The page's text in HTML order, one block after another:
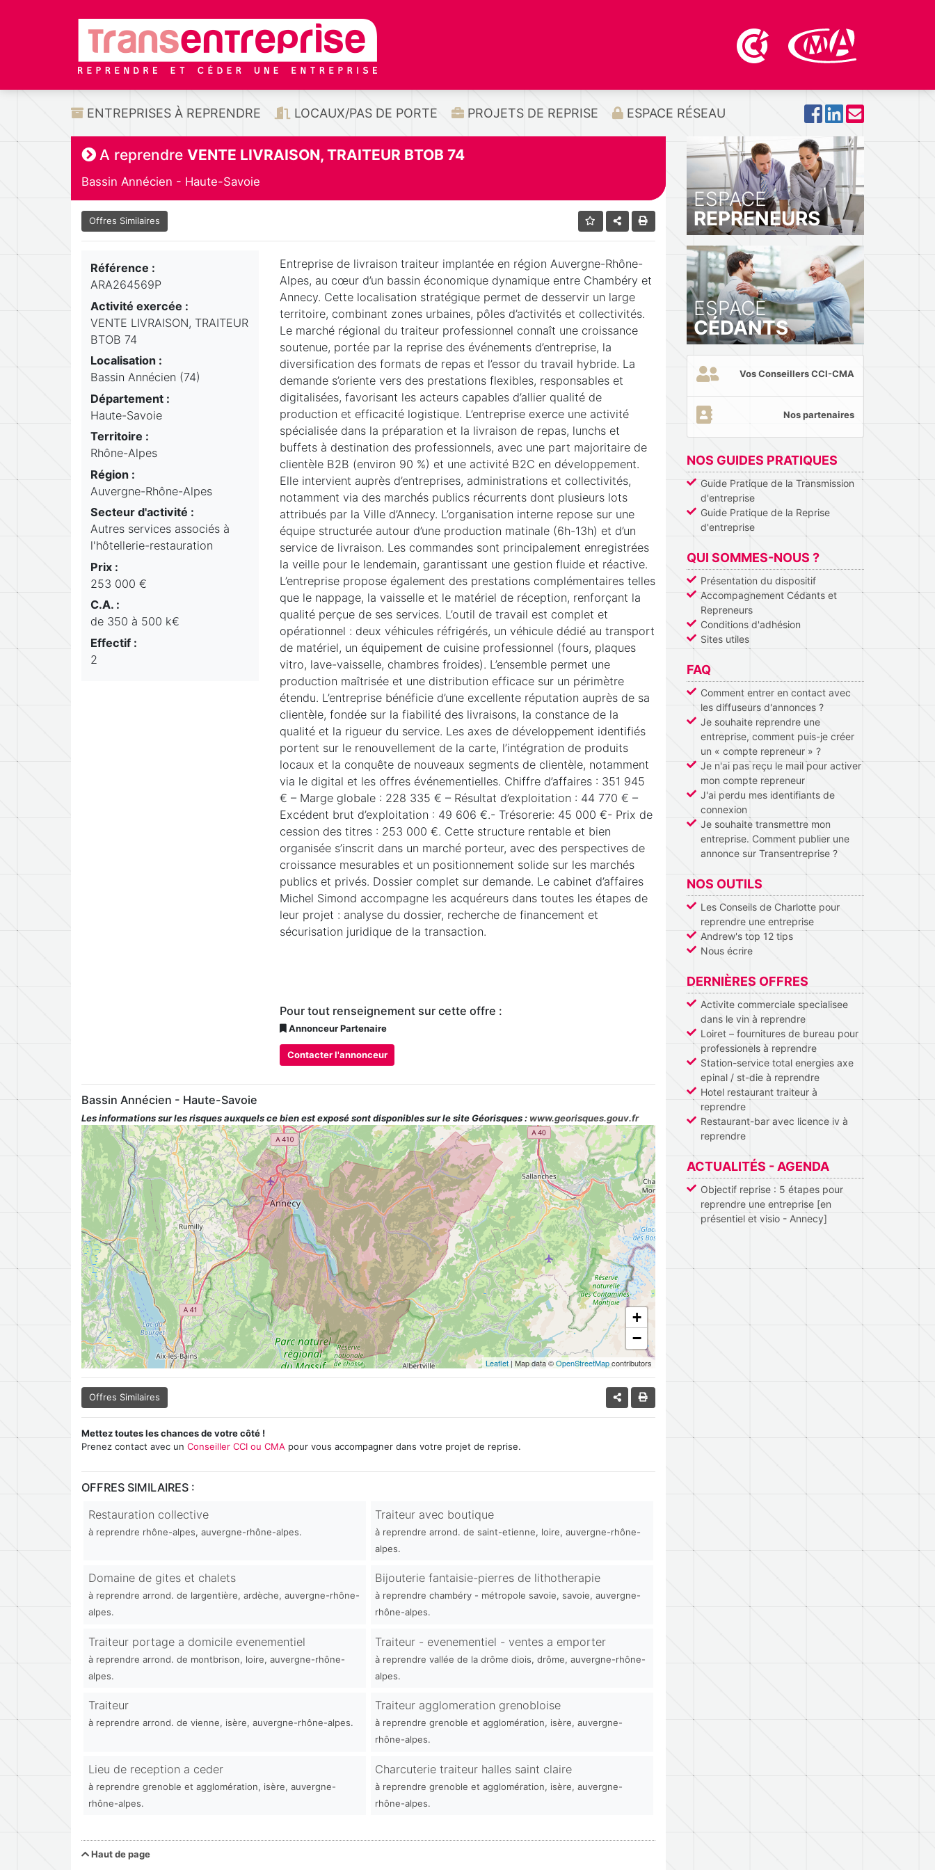
ENTREPRISES À REPRENDRE LOCAUX/PAS DE PORTE PROJETS DE REPRISE ESPACE RÉSEAU
A reprendre VENTE LIVRAISON, TRAITEUR BTOB 74
Bassin Annécien - Haute-Savoie
Offres Similaires
Référence :
ARA264569P
Activité exercée :
VENTE LIVRAISON, TRAITEUR
BTOB 74
Localisation :
Bassin Annécien (74)
Département :
Haute-Savoie
Territoire :
Rhône-Alpes
Région :
Auvergne-Rhône-Alpes
Secteur d'activité :
Autres services associés à
l'hôtellerie-restauration
Prix :
253 000 €
C.A. :
de 350 à 500 k€
Effectif :
2
Entreprise de livraison traiteur implantée en région Auvergne-Rhône-
Alpes, au cœur d’un bassin économique dynamique entre Chambéry et
Annecy. Cette localisation stratégique permet de desservir un large
territoire, combinant zones urbaines, pôles d’activités et collectivités.
Le marché régional du traiteur professionnel connaît une croissance
soutenue, portée par la reprise des événements d’entreprise, la
diversification des formats de repas et l’essor du travail hybride. La
demande s’oriente vers des prestations flexibles, responsables et
digitalisées, favorisant les acteurs capables d’allier qualité de
production et efficacité logistique. L’entreprise exerce une activité
spécialisée dans la préparation et la livraison de repas, lunchs et
buffets à destination des professionnels, avec une part majoritaire de
clientèle B2B (environ 90 %) et une activité B2C en développement.
Elle intervient auprès d’entreprises, administrations et collectivités,
notamment via des marchés publics récurrents dont plusieurs lots
attribués par la Ville d’Annecy. L’organisation interne repose sur une
équipe structurée autour d’une production matinale (6h-13h) et d’un
service de livraison. Les commandes sont principalement enregistrées
la veille pour le lendemain, garantissant une gestion fluide et réactive.
L’entreprise propose également des prestations complémentaires telles
que le nappage, la vaisselle et le matériel de réception, renforçant la
qualité perçue de ses services. L’outil de travail est complet et
opérationnel : deux véhicules réfrigérés, un véhicule dédié au transport
de matériel, un équipement de cuisine professionnel (fours, plaques
vitro, lave-vaisselle, chambres froides). L’ensemble permet une
production maîtrisée et une distribution efficace sur un périmètre
étendu. L’entreprise bénéficie d’une excellente réputation auprès de sa
clientèle, fondée sur la fiabilité des livraisons, la constance de la
qualité et la rigueur du service. Les axes de développement identifiés
portent sur le renouvellement de la carte, l’intégration de produits
locaux et la conquête de nouveaux segments de clientèle, notamment
via le digital et les offres événementielles. Chiffre d’affaires : 351 945
€ – Marge globale : 228 335 € – Résultat d’exploitation : 44 770 € –
Excédent brut d’exploitation : 49 606 €.- Trésorerie: 45 000 €- Prix de
cession des titres : 253 000 €. Cette structure rentable et bien
organisée s’inscrit dans un marché porteur, avec des perspectives de
croissance mesurables et un positionnement solide sur les marchés
publics et privés. Dossier complet sur demande. Le cabinet d’affaires
Michel Simond accompagne les acquéreurs dans toutes les étapes de
leur projet : analyse du dossier, recherche de financement et
sécurisation juridique de la transaction.
Pour tout renseignement sur cette offre :
Annonceur Partenaire
Contacter l'annonceur
Bassin Annécien - Haute-Savoie
Les informations sur les risques auxquels ce bien est exposé sont disponibles sur le site Géorisques : www.georisques.gouv.fr
+
−
Leaflet | Map data ©OpenStreetMapcontributors
Offres Similaires
Mettez toutes les chances de votre côté !
Prenez contact avec un Conseiller CCI ou CMA pour vous accompagner dans votre projet de reprise.
OFFRES SIMILAIRES :
Restauration collective
à reprendre rhône-alpes, auvergne-rhône-alpes.
Traiteur avec boutique
à reprendre arrond. de saint-etienne, loire, auvergne-rhône-
alpes.
Domaine de gites et chalets
à reprendre arrond. de largentière, ardèche, auvergne-rhône-
alpes.
Bijouterie fantaisie-pierres de lithotherapie
à reprendre chambéry - métropole savoie, savoie, auvergne-
rhône-alpes.
Traiteur portage a domicile evenementiel
à reprendre arrond. de montbrison, loire, auvergne-rhône-
alpes.
Traiteur - evenementiel - ventes a emporter
à reprendre vallée de la drôme diois, drôme, auvergne-rhône-
alpes.
Traiteur
à reprendre arrond. de vienne, isère, auvergne-rhône-alpes.
Traiteur agglomeration grenobloise
à reprendre grenoble et agglomération, isère, auvergne-
rhône-alpes.
Lieu de reception a ceder
à reprendre grenoble et agglomération, isère, auvergne-
rhône-alpes.
Charcuterie traiteur halles saint claire
à reprendre grenoble et agglomération, isère, auvergne-
rhône-alpes.
Haut de page
ESPACE
REPRENEURS
ESPACE
CÉDANTS
Vos Conseillers CCI-CMA
Nos partenaires
NOS GUIDES PRATIQUES
Guide Pratique de la Transmission
d'entreprise
Guide Pratique de la Reprise
d'entreprise
QUI SOMMES-NOUS ?
Présentation du dispositif
Accompagnement Cédants et
Repreneurs
Conditions d'adhésion
Sites utiles
FAQ
Comment entrer en contact avec
les diffuseurs d'annonces ?
Je souhaite reprendre une
entreprise, comment puis-je créer
un « compte repreneur » ?
Je n'ai pas reçu le mail pour activer
mon compte repreneur
J'ai perdu mes identifiants de
connexion
Je souhaite transmettre mon
entreprise. Comment publier une
annonce sur Transentreprise ?
NOS OUTILS
Les Conseils de Charlotte pour
reprendre une entreprise
Andrew's top 12 tips
Nous écrire
DERNIÈRES OFFRES
Activite commerciale specialisee
dans le vin à reprendre
Loiret – fournitures de bureau pour
professionels à reprendre
Station-service total energies axe
epinal / st-die à reprendre
Hotel restaurant traiteur à
reprendre
Restaurant-bar avec licence iv à
reprendre
ACTUALITÉS - AGENDA
Objectif reprise : 5 étapes pour
reprendre une entreprise [en
présentiel et visio - Annecy]